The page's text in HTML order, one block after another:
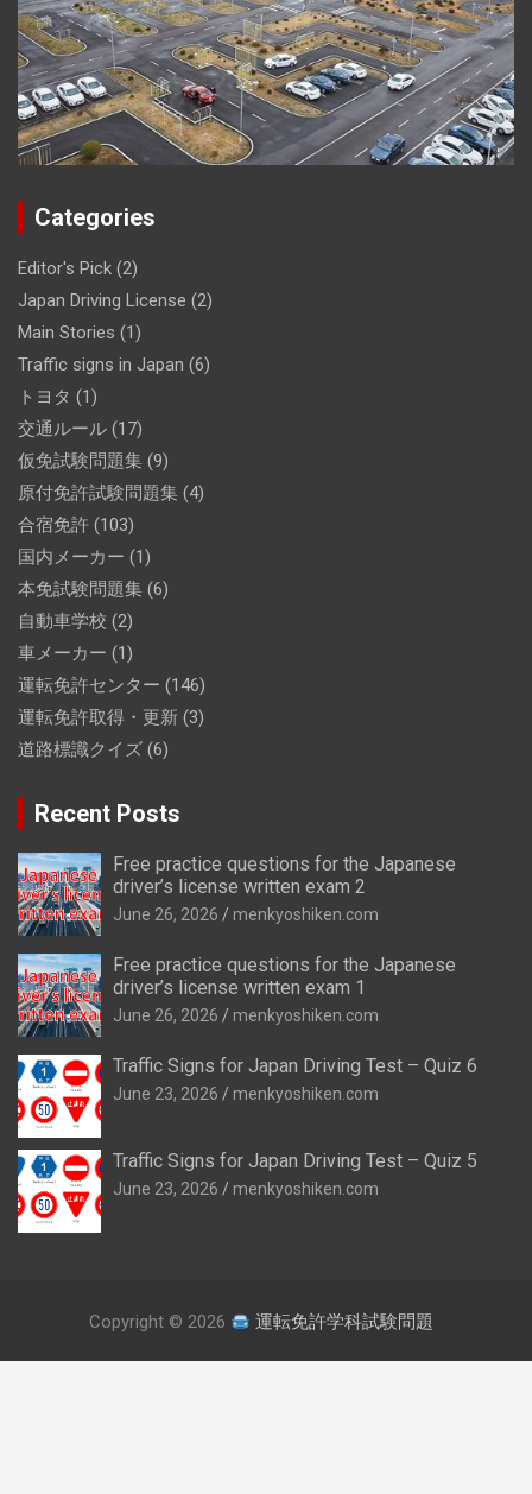
Categories
Editor's Pick (2)
Japan Driving License (2)
Main Stories (1)
Traffic signs in Japan (6)
トヨタ (1)
交通ルール (17)
仮免試験問題集 (9)
原付免許試験問題集 (4)
合宿免許 (103)
国内メーカー (1)
本免試験問題集 (6)
自動車学校 (2)
車メーカー (1)
運転免許センター (146)
運転免許取得・更新 (3)
道路標識クイズ (6)
Recent Posts
Free practice questions for the Japanese
driver’s license written exam 2
June 26, 2026 menkyoshiken.com
Free practice questions for the Japanese
driver’s license written exam 1
June 26, 2026 menkyoshiken.com
Traffic Signs for Japan Driving Test – Quiz 6
June 23, 2026 menkyoshiken.com
Traffic Signs for Japan Driving Test – Quiz 5
June 23, 2026 menkyoshiken.com
Copyright © 2026 運転免許学科試験問題